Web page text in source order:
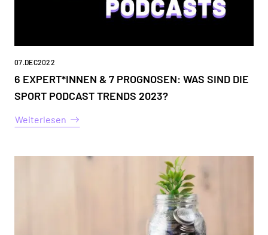
07.DEC2022
6 EXPERT*INNEN & 7 PROGNOSEN: WAS SIND DIE
SPORT PODCAST TRENDS 2023?
Weiterlesen